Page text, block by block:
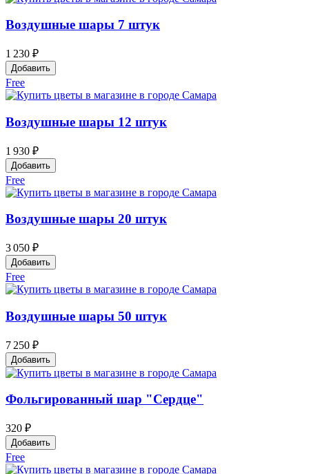
Воздушные шары 7 штук
1 230 ₽
Добавить
Free
Воздушные шары 12 штук
1 930 ₽
Добавить
Free
Воздушные шары 20 штук
3 050 ₽
Добавить
Free
Воздушные шары 50 штук
7 250 ₽
Добавить
Фольгированный шар "Сердце"
320 ₽
Добавить
Free